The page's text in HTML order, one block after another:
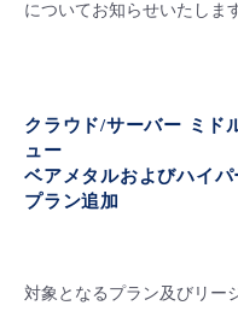
すべてのメニュー
サポート
すべてのメニュー
- ユーザー機能の管理
- 登録情報の管理
- リモートワーク
- その他
定期メンテナンス
についてお知らせいたしま
クラウド/サーバー ミド
ュー
ベアメタルおよびハイ
プラン追加
対象となるプラン及びリー